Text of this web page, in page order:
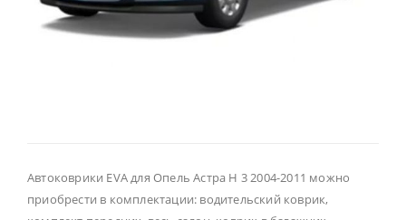
Автоковрики EVA для Опель Астра Н 3 2004-2011 можно
приобрести в комплектации: водительский коврик,